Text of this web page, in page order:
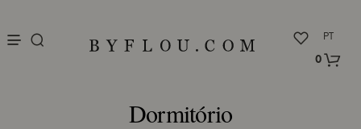
PT
0
Dormitório